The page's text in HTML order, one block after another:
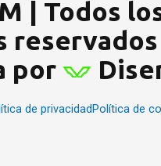
| Todos
por
de privacidadPolítica de